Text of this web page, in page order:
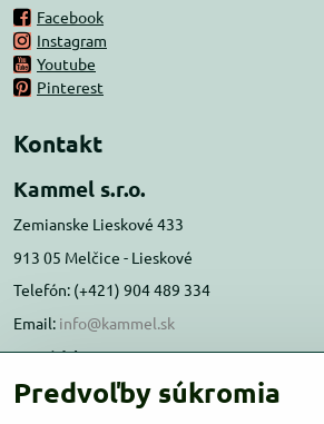
Facebook
Instagram
Youtube
Pinterest
Kontakt
Kammel s.r.o.
Zemianske Lieskové 433
913 05 Melčice - Lieskové
Telefón: (+421) 904 489 334
Email: info@kammel.sk
Prevádzka:
Administratívna budova PD Melčice
Predvoľby súkromia